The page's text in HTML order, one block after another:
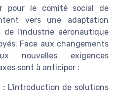
pour le comité social de
vers une adaptation
l'industrie aéronautique
Face aux changements
nouvelles exigences
sont à anticiper :
: L'introduction de solutions